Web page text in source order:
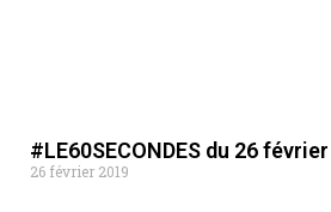
#LE60SECONDES du 26
26 février 2019